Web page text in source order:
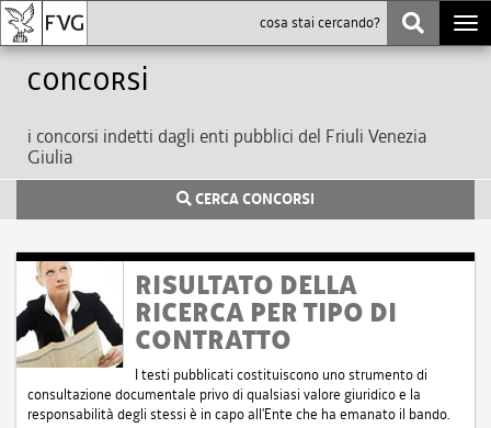
Concorsi
i concorsi indetti dagli enti pubblici del Friuli Venezia
Giulia
CERCA CONCORSI
RISULTATO DELLA
RICERCA PER TIPO DI
CONTRATTO
I testi pubblicati costituiscono uno strumento di
consultazione documentale privo di qualsiasi valore giuridico e la
responsabilità degli stessi è in capo all'Ente che ha emanato il bando.